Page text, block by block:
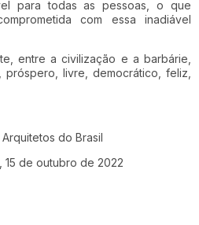
para todas as pessoas, o que
com essa inadiável
entre a civilização e a barbárie,
livre, democrático, feliz,
do Brasil
15 de outubro de 2022